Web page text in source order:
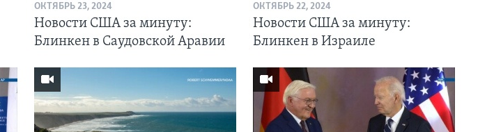
ОКТЯБРЬ 23, 2024
Новости США за минуту:
Блинкен в Саудовской Аравии
ОКТЯБРЬ 22, 2024
Новости США за минуту:
Блинкен в Израиле